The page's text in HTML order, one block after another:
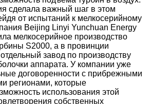
сделала важный шаг в этом
от испытаний к мелкосерийному
Beijing Linyi Yunchuan Energy
мелкосерийное производство
S2000, а в провинции
завод по производству
аппарата. У компании уже
договоренности с прибрежными
регионами, которые
использования этой
собственных